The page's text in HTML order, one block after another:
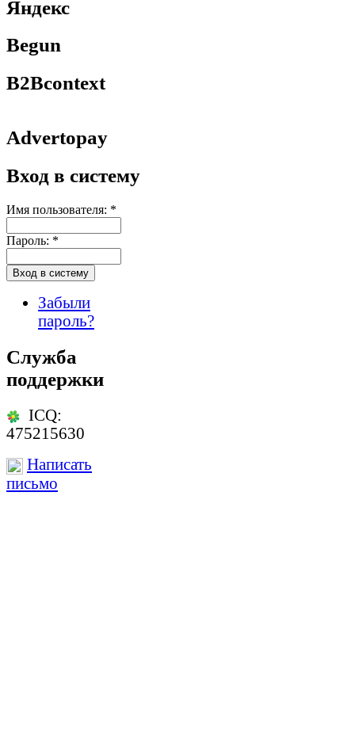
Яндекс
Begun
B2Bcontext
Advertopay
Вход в систему
Имя пользователя: *
Пароль: *
Забыли
пароль?
Служба
поддержки
ICQ:
475215630
Написать
письмо